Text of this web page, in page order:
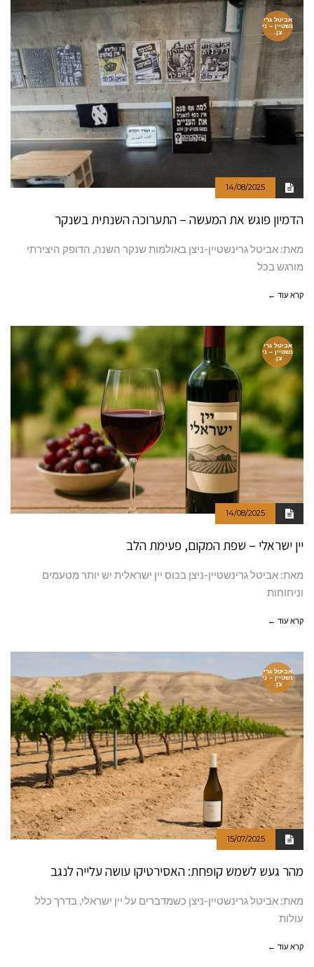
אביטל גרי
נשטיין – ני
צן.
14/08/2025
הדמיון פוגש את המעשה – התערוכה השנתית בשנקר
מאת: אביטל גרינשטיין-ניצן באולמות שנקר השנה, הדופק היצירתי
מורגש בכל
קרא עוד ←
אביטל גרי
נשטיין – ני
צן.
14/08/2025
יין ישראלי – שפת המקום, פעימת הלב
מאת: אביטל גרינשטיין-ניצן בכוס יין ישראלית יש יותר מטעמים
וניחוחות
קרא עוד ←
אביטל גרי
נשטיין – ני
צן.
15/07/2025
מהר געש לשמש קופחת: האסירטיקו עושה עלייה לנגב
מאת: אביטל גרינשטיין-ניצן כשמדברים על יין ישראלי, בדרך כלל
עולות
קרא עוד ←